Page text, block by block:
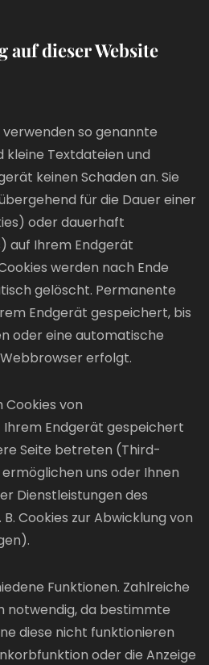
auf dieser Website
so genannte
kleine Textdateien und
keinen Schaden an. Sie
für die Dauer einer
oder dauerhaft
auf Ihrem Endgerät
werden nach Ende
gelöscht. Permanente
Endgerät gespeichert, bis
oder eine automatische
erfolgt.
Cookies von
Endgerät gespeichert
Seite betreten (Third-
uns oder Ihnen
Dienstleistungen des
Cookies zur Abwicklung von
Funktionen. Zahlreiche
notwendig, da bestimmte
diese nicht funktionieren
oder die Anzeige